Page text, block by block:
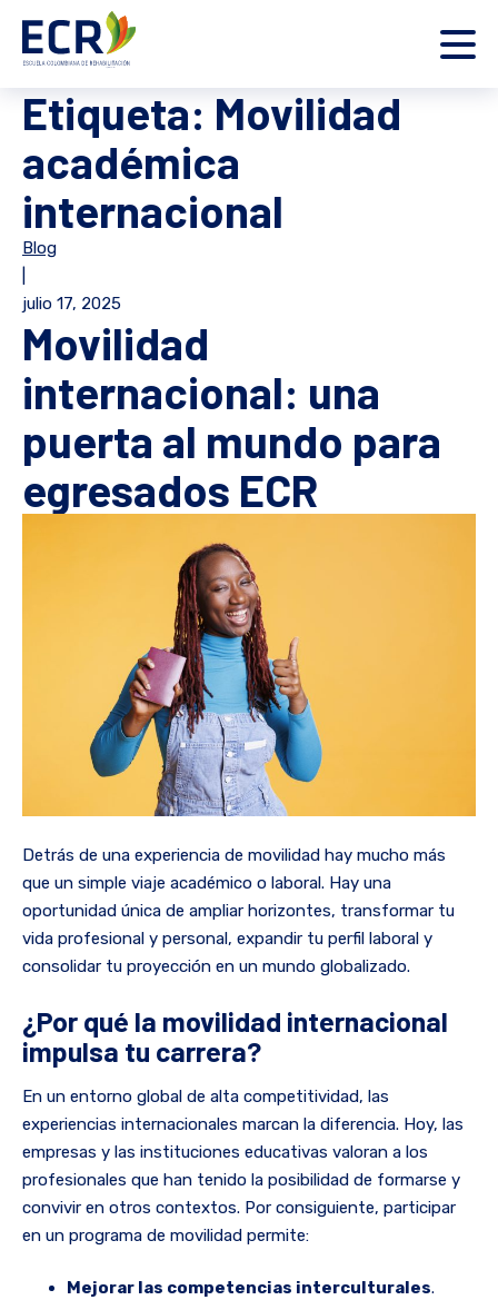
Etiqueta: Movilidad
académica
internacional
Blog
julio 17, 2025
Movilidad
internacional: una
puerta al mundo para
egresados ECR
Detrás de una experiencia de movilidad hay mucho más
que un simple viaje académico o laboral. Hay una
oportunidad única de ampliar horizontes, transformar tu
vida profesional y personal, expandir tu perfil laboral y
consolidar tu proyección en un mundo globalizado.
¿Por qué la movilidad internacional
impulsa tu carrera?
En un entorno global de alta competitividad, las
experiencias internacionales marcan la diferencia. Hoy, las
empresas y las instituciones educativas valoran a los
profesionales que han tenido la posibilidad de formarse y
convivir en otros contextos. Por consiguiente, participar
en un programa de movilidad permite:
Mejorar las competencias interculturales.